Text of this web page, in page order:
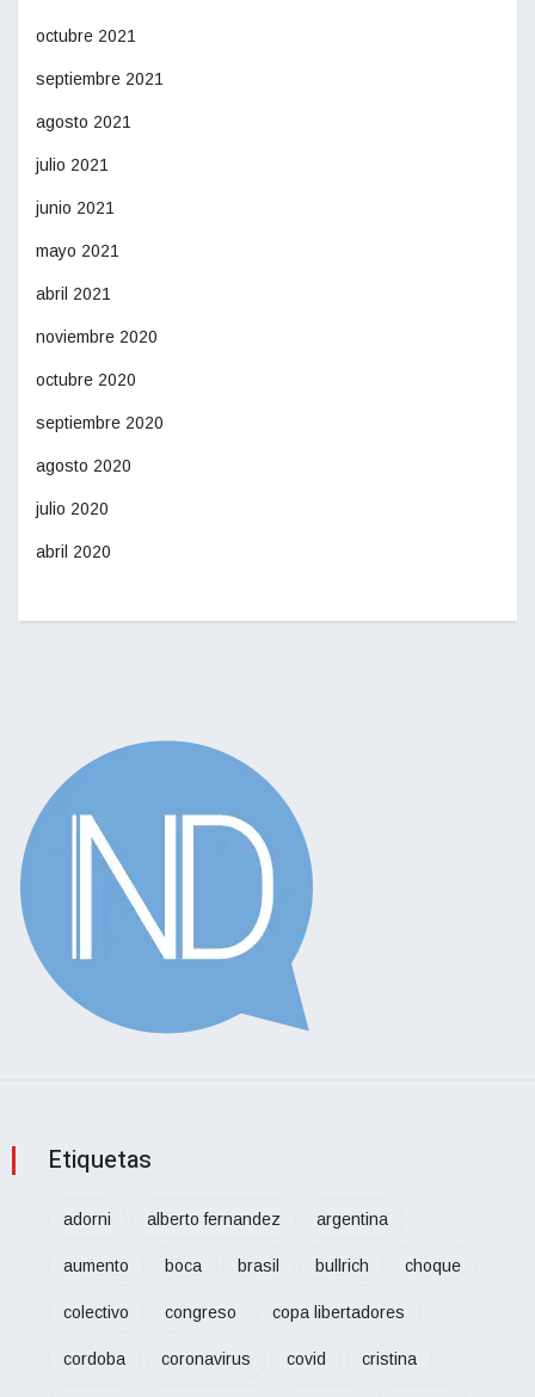
octubre 2021
septiembre 2021
agosto 2021
julio 2021
junio 2021
mayo 2021
abril 2021
noviembre 2020
octubre 2020
septiembre 2020
agosto 2020
julio 2020
abril 2020
Etiquetas
adorni alberto fernandez argentina
aumento boca brasil bullrich choque
colectivo congreso copa libertadores
cordoba coronavirus covid cristina